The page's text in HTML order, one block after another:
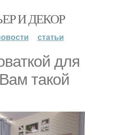
И ДЕКОР
статьи
для
такой